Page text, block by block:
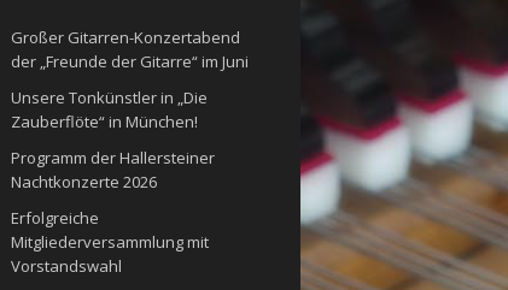
Großer Gitarren-Konzertabend
der „Freunde der Gitarre“ im Juni
Unsere Tonkünstler in „Die
Zauberflöte“ in München!
Programm der Hallersteiner
Nachtkonzerte 2026
Erfolgreiche
Mitgliederversammlung mit
Vorstandswahl